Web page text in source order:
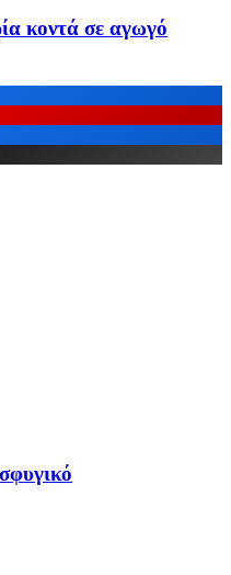
κοντά σε αγωγό